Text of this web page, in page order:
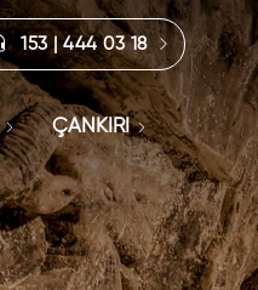
153 | 444 03 18
ÇANKIRI